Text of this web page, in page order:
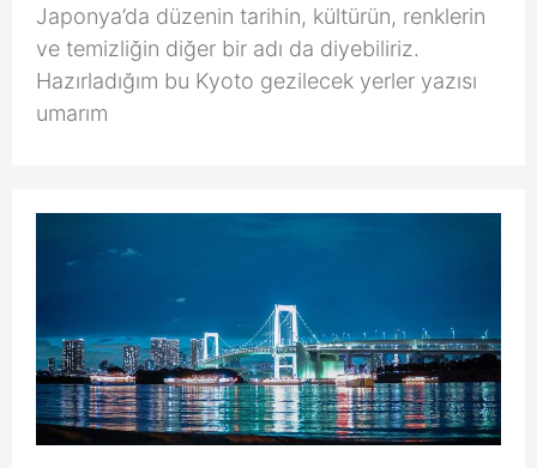
Japonya’da düzenin tarihin, kültürün, renklerin
ve temizliğin diğer bir adı da diyebiliriz.
Hazırladığım bu Kyoto gezilecek yerler yazısı
umarım